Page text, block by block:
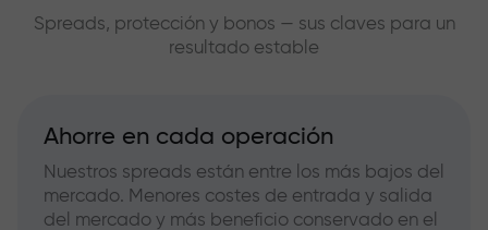
Spreads, protección y bonos — sus claves para un
resultado estable
Ahorre en cada operación
Nuestros spreads están entre los más bajos del
mercado. Menores costes de entrada y salida
del mercado y más beneficio conservado en el